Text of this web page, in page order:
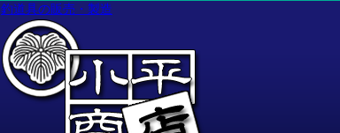
釣道具の販売・製造